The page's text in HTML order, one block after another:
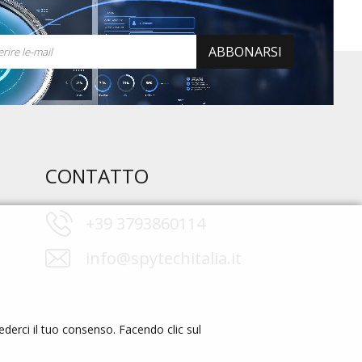
ABBONARSI
CONTATTO
il tuo consenso. Facendo clic sul